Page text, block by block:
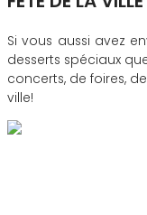
Si vous aussi avez
desserts spéciaux
concerts, de foires,
ville!